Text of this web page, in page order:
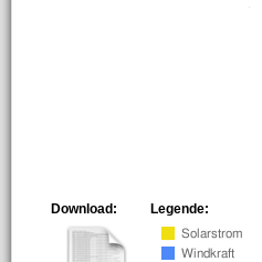
Legende:
Download: